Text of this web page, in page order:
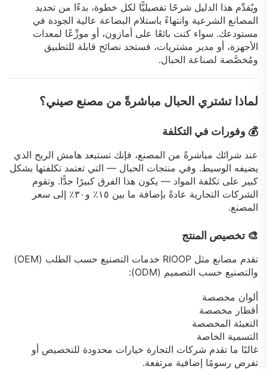
ويُقدِّم هذا الدليل شرحًا تفصيليًّا لكل خطوة، بدءًا من تحديد
المصانع الشرعية وانتهاءً باستلام البضاعة عالية الجودة في
مستودعك. سواء كنت بائعًا على أمازون، أو موزِّعًا لمعدات
الأجهزة، أو مدير مشتريات، فستجد نصائح قابلة للتطبيق
ومُخصَّصة لصناعة الحبال.
لماذا تشتري الحبال مباشرةً من مصنع صيني؟
💰 وفورات في التكلفة
عند شرائك مباشرةً من المصنع، فإنك تستبعد هامش الربح الذي
يضيفه الوسيط. وفي منتجات الحبال — التي تعتمد تكلفتها بشكل
كبير على تكلفة المواد — يكون هذا الفرق كبيرًا جدًّا. وتقوم
الشركات التجارية عادةً بإضافة ما بين ١٥٪ و٣٠٪ إلى سعر
المصنع.
🎨 تخصيص المنتج
تقدم مصانع مثل RIOOP خدمات التصنيع حسب الطلب (OEM)
والتصنيع حسب التصميم (ODM):
ألوان مخصصة
أقطار مخصصة
التعبئة المخصصة
التسمية الخاصة
غالبًا ما تقدم شركات التجارة خيارات محدودة للتخصيص أو
تفرض رسومًا إضافية مرتفعة.